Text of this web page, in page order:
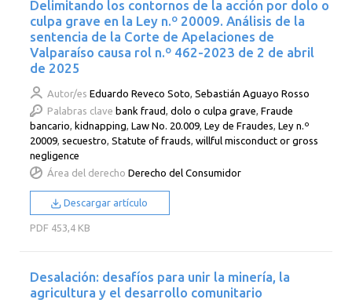
Delimitando los contornos de la acción por dolo o
culpa grave en la Ley n.º 20009. Análisis de la
sentencia de la Corte de Apelaciones de
Valparaíso causa rol n.º 462-2023 de 2 de abril
de 2025
Autor/es Eduardo Reveco Soto,Sebastián Aguayo Rosso
Palabras clave bank fraud,dolo o culpa grave,Fraude
bancario, kidnapping,Law No. 20.009,Ley de Fraudes,Ley n.º
20009,secuestro,Statute of frauds,willful misconduct or gross
negligence
Área del derecho Derecho del Consumidor
Descargar artículo
PDF 453,4 KB
Desalación: desafíos para unir la minería, la
agricultura y el desarrollo comunitario